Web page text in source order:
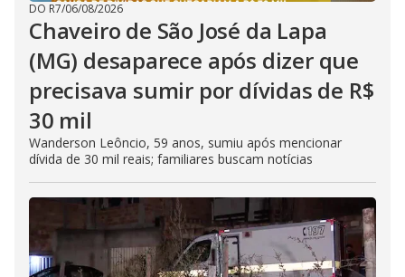
DO R7/06/08/2026
Chaveiro de São José da Lapa
(MG) desaparece após dizer que
precisava sumir por dívidas de R$
30 mil
Wanderson Leôncio, 59 anos, sumiu após mencionar
dívida de 30 mil reais; familiares buscam notícias